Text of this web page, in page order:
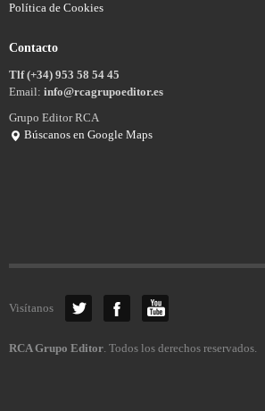
Política de Cookies
Contacto
Tlf (+34) 953 58 54 45
Email: info@rcagrupoeditor.es
Grupo Editor RCA
Búscanos en Google Maps
Visítanos
RCA Grupo Editor. Todos los derechos reservados.